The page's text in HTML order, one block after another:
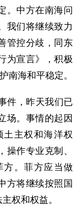
。中方在南海问
我们将继续致力
管控分歧，同东
为宣言》，积极
南海和平稳定。
件，昨天我们已
场。事情的起因
主权和海洋权
操作专业克制、
。菲方应当做
方将继续按照国
权和权益。